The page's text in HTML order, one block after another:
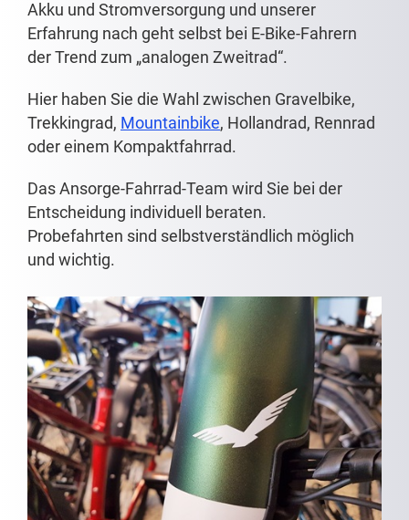
Akku und Stromversorgung und unserer
Erfahrung nach geht selbst bei E-Bike-Fahrern
der Trend zum „analogen Zweitrad“.
Hier haben Sie die Wahl zwischen Gravelbike,
Trekkingrad, Mountainbike, Hollandrad, Rennrad
oder einem Kompaktfahrrad.
Das Ansorge-Fahrrad-Team wird Sie bei der
Entscheidung individuell beraten.
Probefahrten sind selbstverständlich möglich
und wichtig.